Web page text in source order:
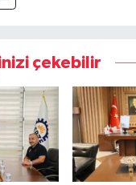
çekebilir